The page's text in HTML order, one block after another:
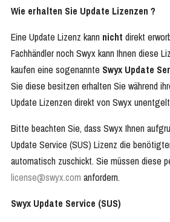
Wie erhalten Sie Update Lizenzen ?
Eine Update Lizenz kann nicht direkt
Fachhändler noch Swyx kann Ihnen diese
kaufen eine sogenannte Swyx Update
Sie diese besitzen erhalten Sie während
Update Lizenzen direkt von Swyx
Bitte beachten Sie, dass Swyx Ihnen
Update Service (SUS) Lizenz die
automatisch zuschickt. Sie müssen diese
license@swyx.com anfordern.
Swyx Update Service (SUS)